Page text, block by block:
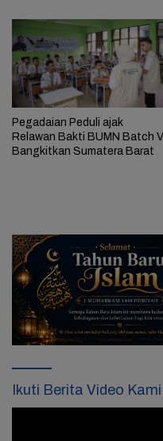
Pegadaian Peduli ajak
Relawan Bakti BUMN Batch V
Bangkitkan Sumatera Barat
Ikuti Berita Video Kami